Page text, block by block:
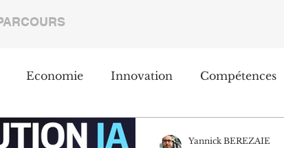
Economie Innovation Compétences
Environnement
Yannick BEREZAIE